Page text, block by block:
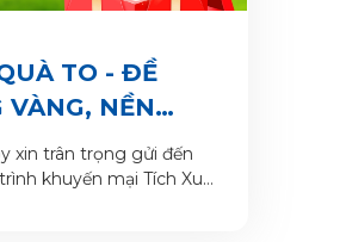
TO - ĐỀ
VÀNG, NỀN
CÙNG SỮA
COLOSBABY
xin trân trọng gửi đến
khuyến mại Tích Xu